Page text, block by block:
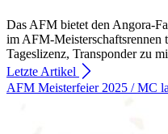
Das AFM bietet den Angora-
im AFM-Meisterschaftsrennen
Tageslizenz, Transponder zu
Letzte Artikel
AFM Meisterfeier 2025 / MC